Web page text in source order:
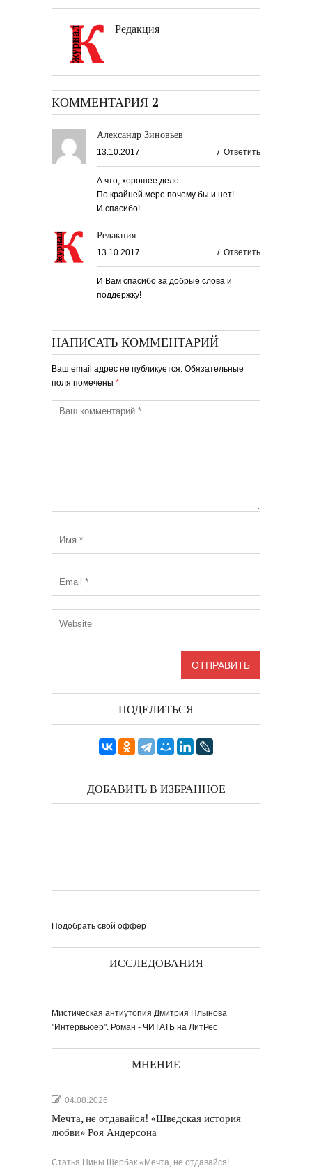
Редакция
КОММЕНТАРИЯ 2
Александр Зиновьев
13.10.2017 / Ответить
А что, хорошее дело.
По крайней мере почему бы и нет!
И спасибо!
Редакция
13.10.2017 / Ответить
И Вам спасибо за добрые слова и
поддержку!
НАПИСАТЬ КОММЕНТАРИЙ
Ваш email адрес не публикуется. Обязательные
поля помечены *
ПОДЕЛИТЬСЯ
ДОБАВИТЬ В ИЗБРАННОЕ
Подобрать свой оффер
ИССЛЕДОВАНИЯ
Мистическая антиутопия Дмитрия Плынова
"Интервьюер". Роман - ЧИТАТЬ на ЛитРес
МНЕНИЕ
04.08.2026
Мечта, не отдавайся! «Шведская история
любви» Роя Андерсона
Статья Нины Щербак «Мечта, не отдавайся!